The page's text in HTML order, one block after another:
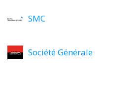
SMC
Société Générale